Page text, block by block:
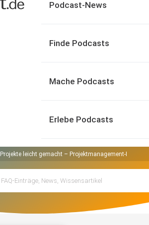
Podcast-News
Finde Podcasts
Mache Podcasts
Erlebe Podcasts
Projekte leicht gemacht – Projektmanagement-